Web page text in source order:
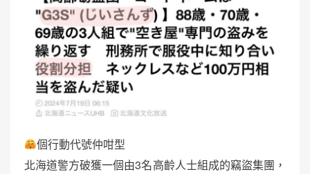
個行動代號仲咁型
北海道警方破獲一個由3名高齡人士組成的竊盜集團，